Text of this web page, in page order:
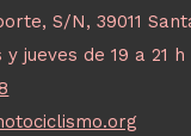
S/N, 39011
jueves de 19 a 21 h